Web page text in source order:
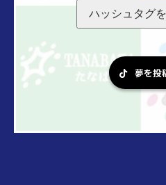
ハッシュタグ
夢を投